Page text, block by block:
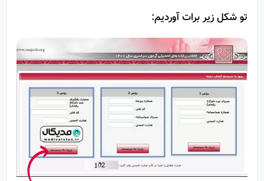
سه روش برای دسترسی به اطلاعات و انتخاب رشته داری که
تو شکل زیر برات آوردیم: